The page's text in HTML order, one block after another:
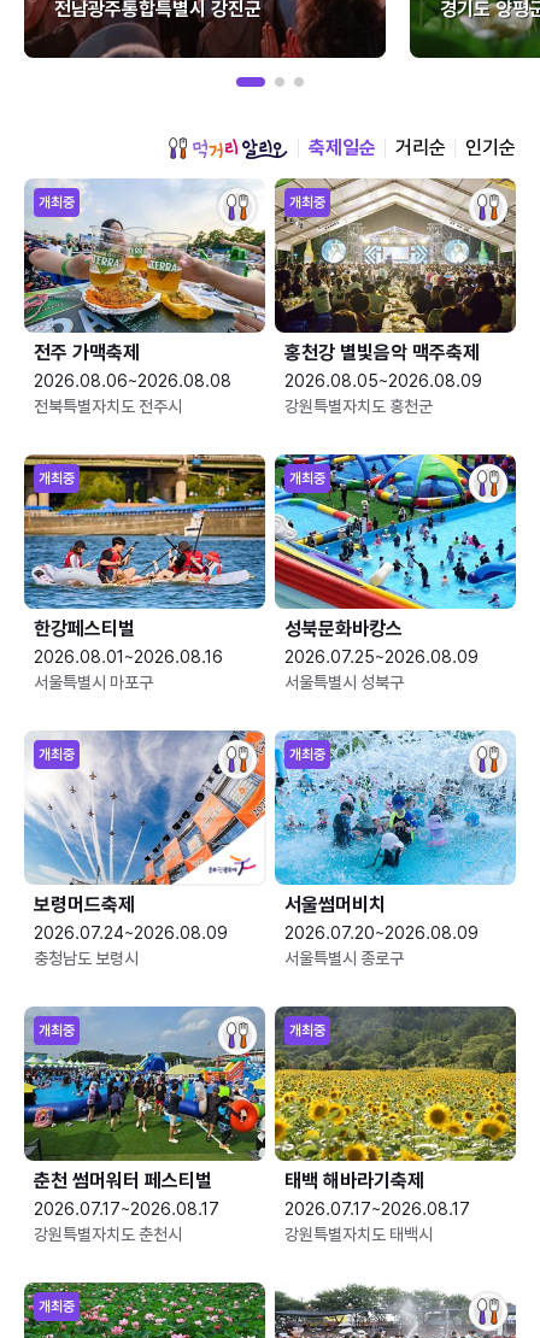
전남광주통합특별시 강진군
경기도 양평
축제일순 거리순 인기순
개최중
전주 가맥축제
2026.08.06~2026.08.08
전북특별자치도 전주시
개최중
홍천강 별빛음악 맥주축제
2026.08.05~2026.08.09
강원특별자치도 홍천군
개최중
한강페스티벌
2026.08.01~2026.08.16
서울특별시 마포구
개최중
성북문화바캉스
2026.07.25~2026.08.09
서울특별시 성북구
개최중
보령머드축제
2026.07.24~2026.08.09
충청남도 보령시
개최중
서울썸머비치
2026.07.20~2026.08.09
서울특별시 종로구
개최중
춘천 썸머워터 페스티벌
2026.07.17~2026.08.17
강원특별자치도 춘천시
개최중
태백 해바라기축제
2026.07.17~2026.08.17
강원특별자치도 태백시
개최중